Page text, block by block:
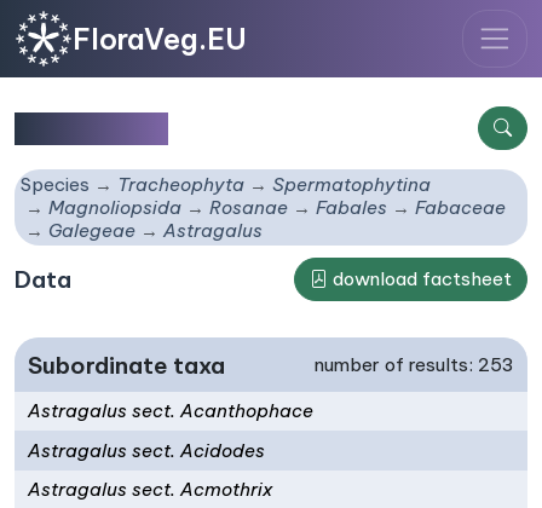
FloraVeg.EU
Species Tracheophyta
Spermatophytina
Magnoliopsida
Rosanae Fabales
Fabaceae
Galegeae
Astragalus
Data download factsheet
Subordinate taxa number of results: 253
Astragalus sect. Acanthophace
Astragalus sect. Acidodes
Astragalus sect. Acmothrix